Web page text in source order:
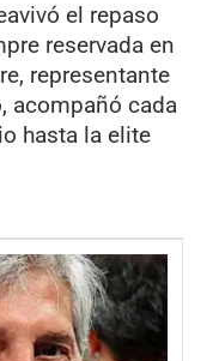
el repaso
reservada en
representante
acompañó cada
hasta la elite